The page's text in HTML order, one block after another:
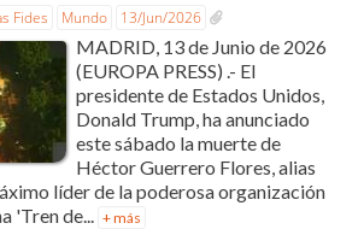
Fides Mundo 13/Jun/2026
MADRID, 13 de Junio de 2026
(EUROPA PRESS) .- El
presidente de Estados Unidos,
Donald Trump, ha anunciado
este sábado la muerte de
Héctor Guerrero Flores, alias
líder de la poderosa organización
'Tren de... + más